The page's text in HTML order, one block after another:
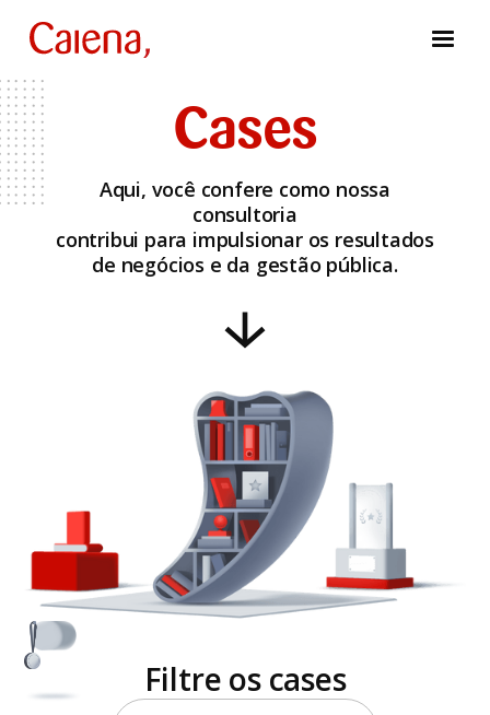
Cases
Aqui, você confere como nossa
consultoria
contribui para impulsionar os resultados
de negócios e da gestão pública.
Filtre os cases